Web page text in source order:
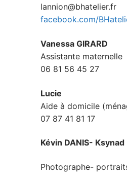
lannion@bhatelier.fr
facebook.com/
Vanessa GIRARD
Assistante maternelle
06 81 56 45 27
Lucie
Aide à domicile
07 87 41 81 17
Kévin DANIS-
Photographe-